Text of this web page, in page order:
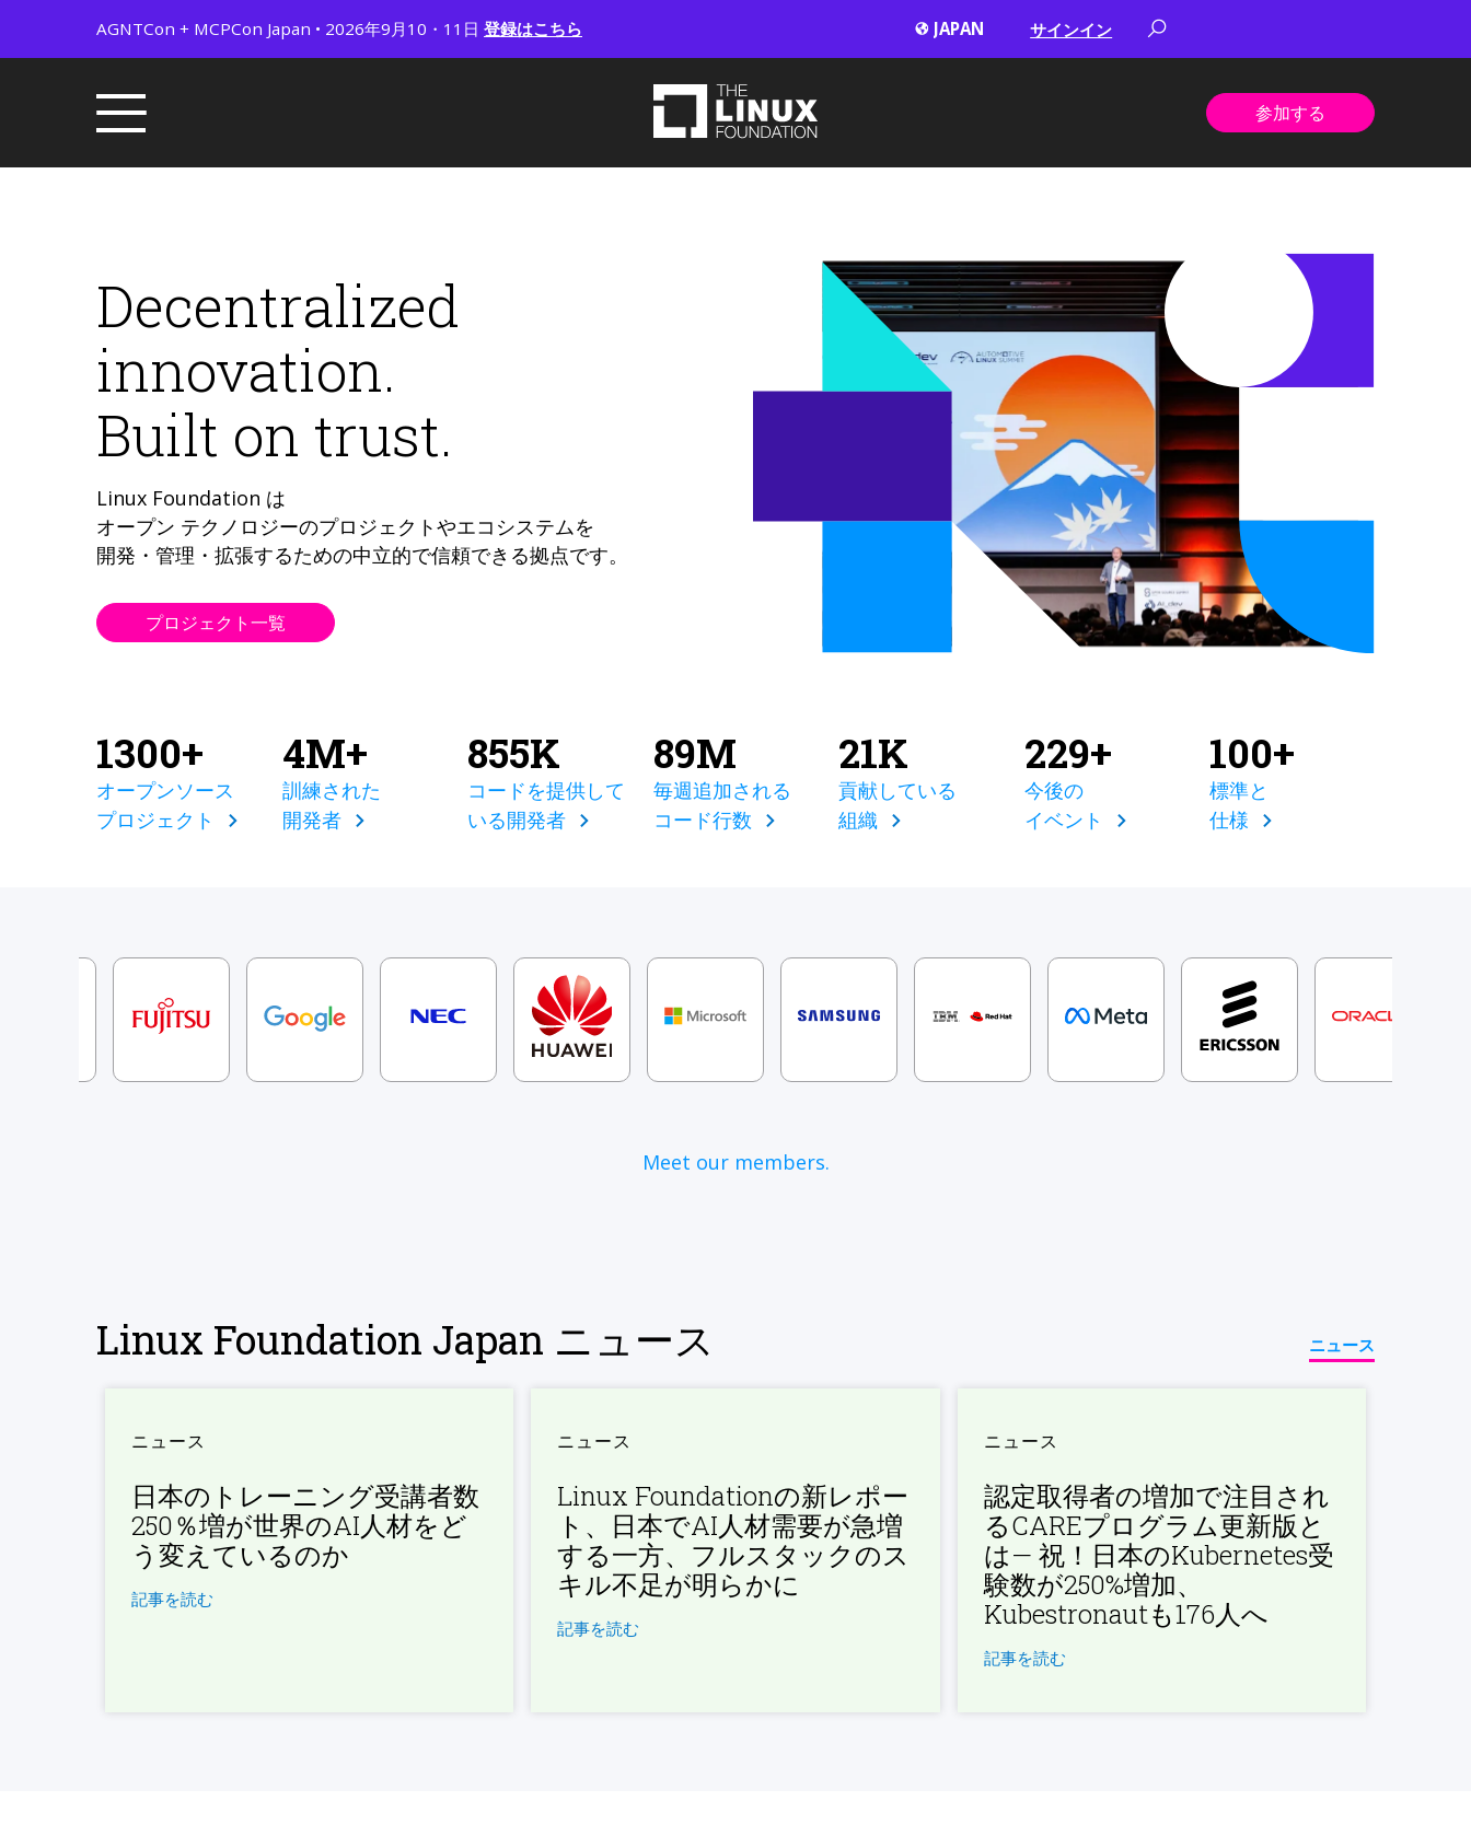
AGNTCon + MCPCon Japan • 2026年9月10・11日 登録はこちら サインイン
参加する
Decentralized
innovation.
Built on trust.
Linux Foundation は
オープン テクノロジーのプロジェクトやエコシステムを
開発・管理・拡張するための中立的で信頼できる拠点です。
プロジェクト一覧
1300+
オープンソース
プロジェクト
4M+
訓練された
開発者
855K
コードを提供して
いる開発者
89M
毎週追加される
コード行数
21K
貢献している
組織
229+
今後の
イベント
100+
標準と
仕様
Meet our members.
Linux Foundation Japan ニュース ニュース
ニュース
日本のトレーニング受講者数
250％増が世界のAI人材をど
う変えているのか
記事を読む
ニュース
Linux Foundationの新レポー
ト、日本でAI人材需要が急増
する一方、フルスタックのス
キル不足が明らかに
記事を読む
ニュース
認定取得者の増加で注目され
るCAREプログラム更新版と
は— 祝！日本のKubernetes受
験数が250%増加、
Kubestronautも176人へ
記事を読む